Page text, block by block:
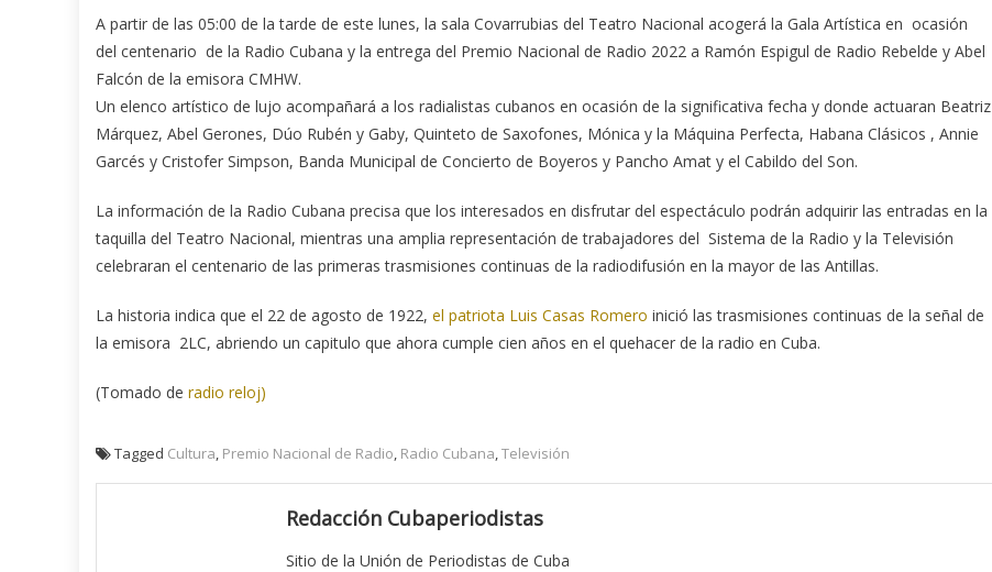
A partir de las 05:00 de la tarde de este lunes, la sala Covarrubias del Teatro Nacional acogerá la Gala Artística en ocasión
del centenario de la Radio Cubana y la entrega del Premio Nacional de Radio 2022 a Ramón Espigul de Radio Rebelde y Abel
Falcón de la emisora CMHW.
Un elenco artístico de lujo acompañará a los radialistas cubanos en ocasión de la significativa fecha y donde actuaran Beatriz
Márquez, Abel Gerones, Dúo Rubén y Gaby, Quinteto de Saxofones, Mónica y la Máquina Perfecta, Habana Clásicos , Annie
Garcés y Cristofer Simpson, Banda Municipal de Concierto de Boyeros y Pancho Amat y el Cabildo del Son.
La información de la Radio Cubana precisa que los interesados en disfrutar del espectáculo podrán adquirir las entradas en la
taquilla del Teatro Nacional, mientras una amplia representación de trabajadores del Sistema de la Radio y la Televisión
celebraran el centenario de las primeras trasmisiones continuas de la radiodifusión en la mayor de las Antillas.
La historia indica que el 22 de agosto de 1922, el patriota Luis Casas Romero inició las trasmisiones continuas de la señal de
la emisora 2LC, abriendo un capitulo que ahora cumple cien años en el quehacer de la radio en Cuba.
(Tomado de radio reloj)
Tagged Cultura, Premio Nacional de Radio, Radio Cubana,Televisión
Redacción Cubaperiodistas
Sitio de la Unión de Periodistas de Cuba